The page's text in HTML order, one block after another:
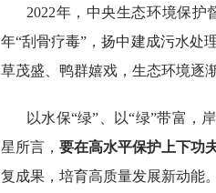
2022年，中央生态环境保
年“刮骨疗毒”，扬中建成污水处
草茂盛、鸭群嬉戏，生态环境逐
以水保“绿”、以“绿”带富，
星所言， 要在高水平保护上下功
复成果，培育高质量发展新动能。